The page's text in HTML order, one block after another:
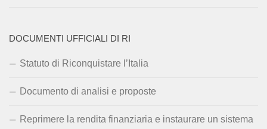
DOCUMENTI UFFICIALI DI RI
Statuto di Riconquistare l’Italia
Documento di analisi e proposte
Reprimere la rendita finanziaria e instaurare un sistema